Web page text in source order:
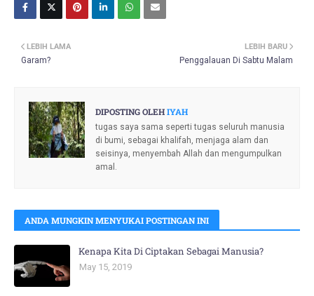
LEBIH BARU
Penggalauan Di Sabtu Malam
LEBIH LAMA
Garam?
DIPOSTING OLEHIYAH
tugas saya sama seperti tugas seluruh manusia
di bumi, sebagai khalifah, menjaga alam dan
seisinya, menyembah Allah dan mengumpulkan
amal.
ANDA MUNGKIN MENYUKAI POSTINGAN INI
Kenapa Kita Di Ciptakan Sebagai Manusia?
May 15, 2019